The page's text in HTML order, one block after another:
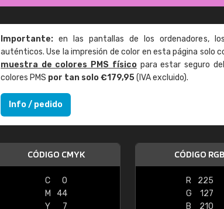
Importante: en las pantallas de los ordenadores,
auténticos. Use la impresión de color en esta página solo
muestra de colores PMS físicopara estar seguro
colores PMS por tan solo €179,95(IVA excluido).
Info / pedido
CÓDIGO CMYK
C
0
M
44
Y
7
CÓDIGO RGB
R
225
G
127
B
210